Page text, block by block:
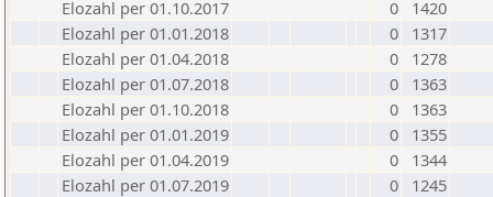
Elozahl per 01.10.2017
0
1420
Elozahl per 01.01.2018
0
1317
Elozahl per 01.04.2018
0
1278
Elozahl per 01.07.2018
0
1363
Elozahl per 01.10.2018
0
1363
Elozahl per 01.01.2019
0
1355
Elozahl per 01.04.2019
0
1344
Elozahl per 01.07.2019
0
1245